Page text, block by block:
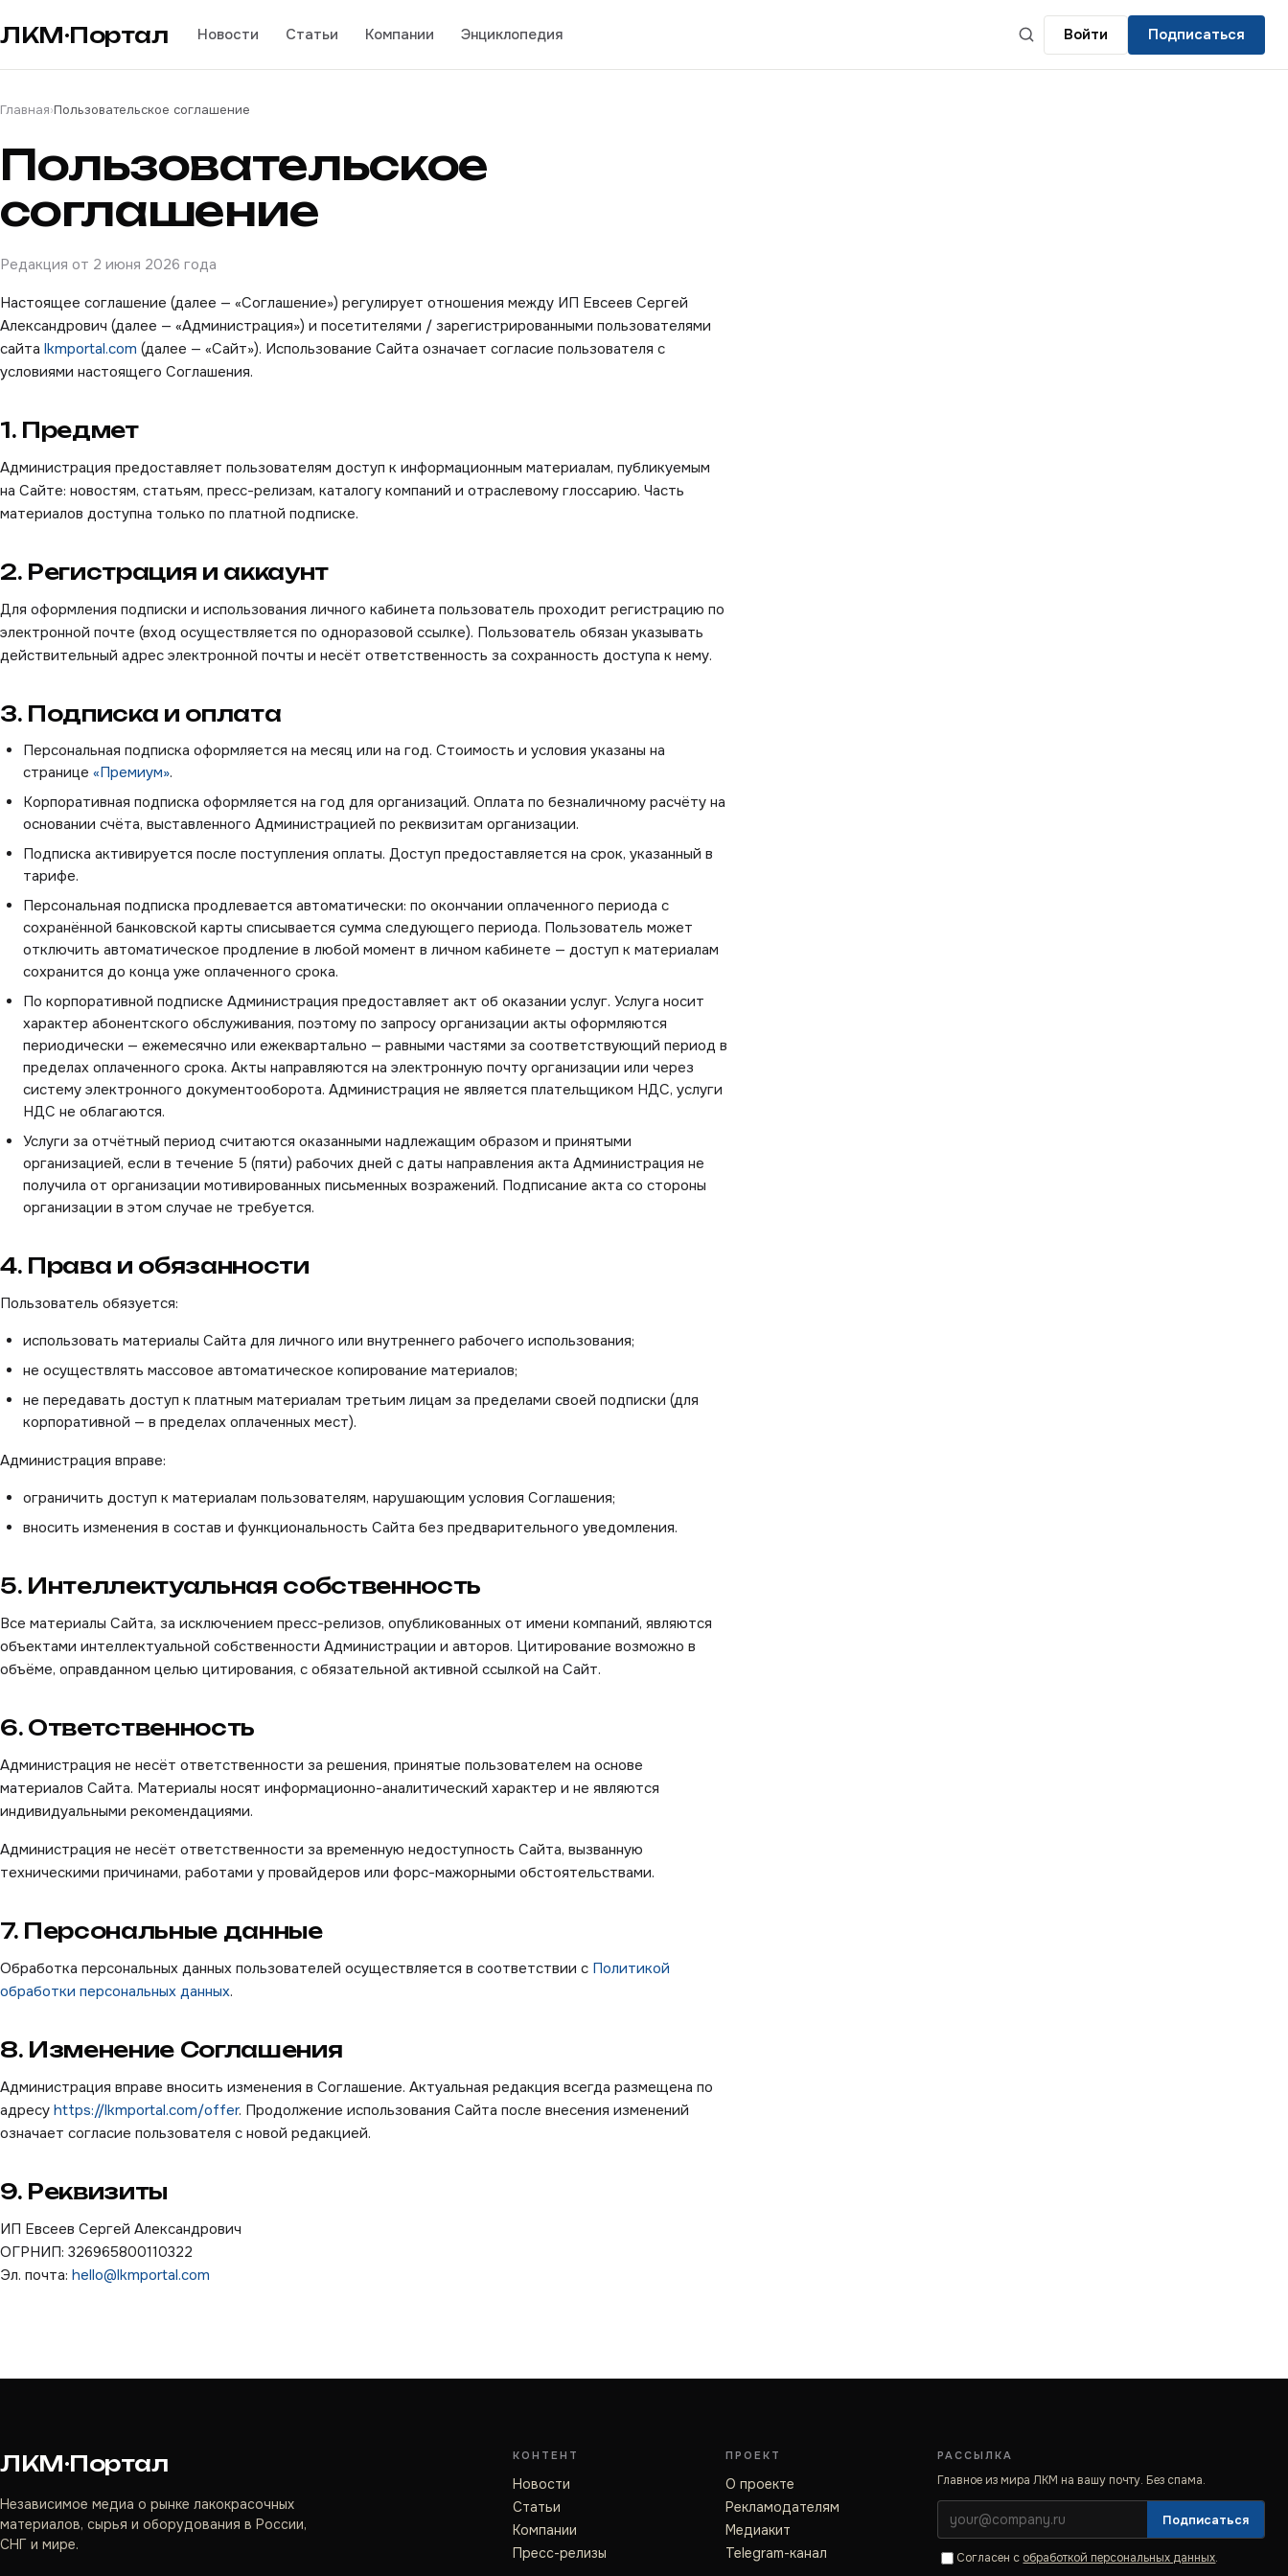
ЛКМ·Портал Новости Статьи Компании Энциклопедия Войти Подписаться
Главная›Пользовательское соглашение
Пользовательское
соглашение
Редакция от 2 июня 2026 года
Настоящее соглашение (далее — «Соглашение») регулирует отношения между ИП Евсеев Сергей
Александрович (далее — «Администрация») и посетителями / зарегистрированными пользователями
сайта lkmportal.com (далее — «Сайт»). Использование Сайта означает согласие пользователя с
условиями настоящего Соглашения.
1. Предмет
Администрация предоставляет пользователям доступ к информационным материалам, публикуемым
на Сайте: новостям, статьям, пресс-релизам, каталогу компаний и отраслевому глоссарию. Часть
материалов доступна только по платной подписке.
2. Регистрация и аккаунт
Для оформления подписки и использования личного кабинета пользователь проходит регистрацию по
электронной почте (вход осуществляется по одноразовой ссылке). Пользователь обязан указывать
действительный адрес электронной почты и несёт ответственность за сохранность доступа к нему.
3. Подписка и оплата
Персональная подписка оформляется на месяц или на год. Стоимость и условия указаны на
странице «Премиум».
Корпоративная подписка оформляется на год для организаций. Оплата по безналичному расчёту на
основании счёта, выставленного Администрацией по реквизитам организации.
Подписка активируется после поступления оплаты. Доступ предоставляется на срок, указанный в
тарифе.
Персональная подписка продлевается автоматически: по окончании оплаченного периода с
сохранённой банковской карты списывается сумма следующего периода. Пользователь может
отключить автоматическое продление в любой момент в личном кабинете — доступ к материалам
сохранится до конца уже оплаченного срока.
По корпоративной подписке Администрация предоставляет акт об оказании услуг. Услуга носит
характер абонентского обслуживания, поэтому по запросу организации акты оформляются
периодически — ежемесячно или ежеквартально — равными частями за соответствующий период в
пределах оплаченного срока. Акты направляются на электронную почту организации или через
систему электронного документооборота. Администрация не является плательщиком НДС, услуги
НДС не облагаются.
Услуги за отчётный период считаются оказанными надлежащим образом и принятыми
организацией, если в течение 5 (пяти) рабочих дней с даты направления акта Администрация не
получила от организации мотивированных письменных возражений. Подписание акта со стороны
организации в этом случае не требуется.
4. Права и обязанности
Пользователь обязуется:
использовать материалы Сайта для личного или внутреннего рабочего использования;
не осуществлять массовое автоматическое копирование материалов;
не передавать доступ к платным материалам третьим лицам за пределами своей подписки (для
корпоративной — в пределах оплаченных мест).
Администрация вправе:
ограничить доступ к материалам пользователям, нарушающим условия Соглашения;
вносить изменения в состав и функциональность Сайта без предварительного уведомления.
5. Интеллектуальная собственность
Все материалы Сайта, за исключением пресс-релизов, опубликованных от имени компаний, являются
объектами интеллектуальной собственности Администрации и авторов. Цитирование возможно в
объёме, оправданном целью цитирования, с обязательной активной ссылкой на Сайт.
6. Ответственность
Администрация не несёт ответственности за решения, принятые пользователем на основе
материалов Сайта. Материалы носят информационно-аналитический характер и не являются
индивидуальными рекомендациями.
Администрация не несёт ответственности за временную недоступность Сайта, вызванную
техническими причинами, работами у провайдеров или форс-мажорными обстоятельствами.
7. Персональные данные
Обработка персональных данных пользователей осуществляется в соответствии с Политикой
обработки персональных данных.
8. Изменение Соглашения
Администрация вправе вносить изменения в Соглашение. Актуальная редакция всегда размещена по
адресу https://lkmportal.com/offer. Продолжение использования Сайта после внесения изменений
означает согласие пользователя с новой редакцией.
9. Реквизиты
ИП Евсеев Сергей Александрович
ОГРНИП: 326965800110322
Эл. почта: hello@lkmportal.com
ЛКМ·Портал
Независимое медиа о рынке лакокрасочных
материалов, сырья и оборудования в России,
СНГ и мире.
КОНТЕНТ
Новости
Статьи
Компании
Пресс-релизы
ПРОЕКТ
О проекте
Рекламодателям
Медиакит
Telegram-канал
РАССЫЛКА
Главное из мира ЛКМ на вашу почту. Без спама.
Подписаться
Согласен с обработкой персональных данных.